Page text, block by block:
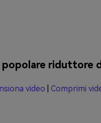
riduttore
video Comprimi